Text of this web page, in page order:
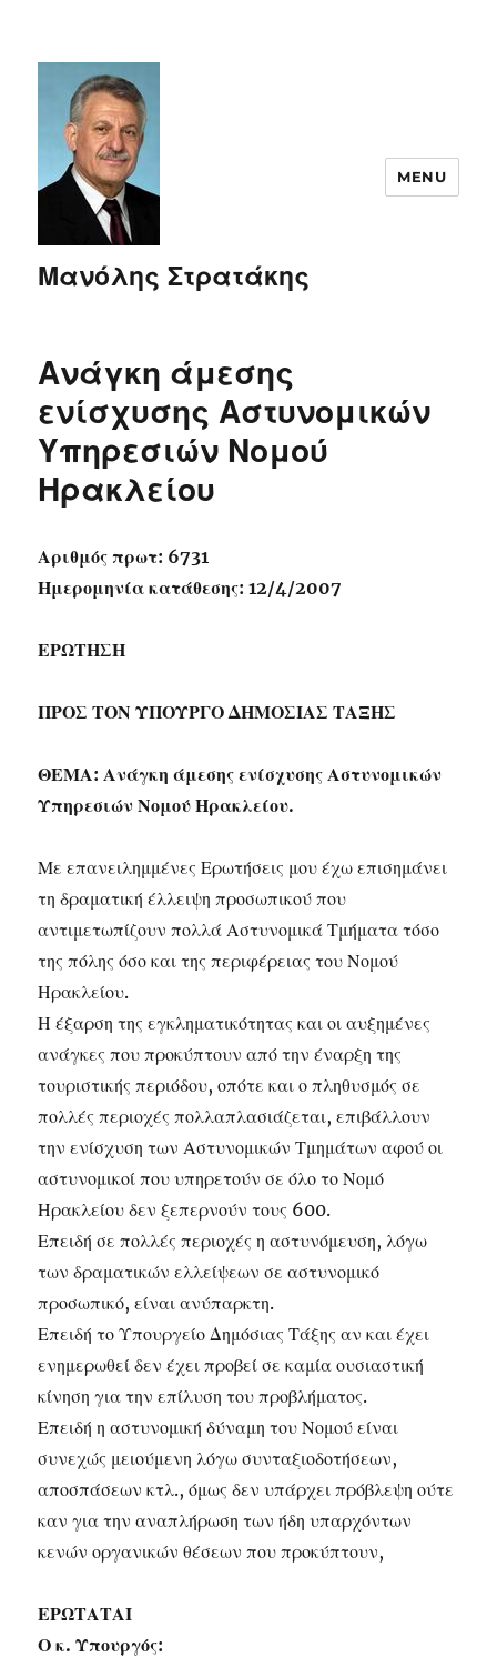
Μανόλης Στρατάκης
MENU
Ανάγκη άμεσης
ενίσχυσης Αστυνομικών
Υπηρεσιών Νομού
Ηρακλείου
Αριθμός πρωτ: 6731
Ημερομηνία κατάθεσης: 12/4/2007
ΕΡΩΤΗΣΗ
ΠΡΟΣ ΤΟΝ ΥΠΟΥΡΓΟ ΔΗΜΟΣΙΑΣ ΤΑΞΗΣ
ΘΕΜΑ: Ανάγκη άμεσης ενίσχυσης Αστυνομικών
Υπηρεσιών Νομού Ηρακλείου.
Με επανειλημμένες Ερωτήσεις μου έχω επισημάνει
τη δραματική έλλειψη προσωπικού που
αντιμετωπίζουν πολλά Αστυνομικά Τμήματα τόσο
της πόλης όσο και της περιφέρειας του Νομού
Ηρακλείου.
Η έξαρση της εγκληματικότητας και οι αυξημένες
ανάγκες που προκύπτουν από την έναρξη της
τουριστικής περιόδου, οπότε και ο πληθυσμός σε
πολλές περιοχές πολλαπλασιάζεται, επιβάλλουν
την ενίσχυση των Αστυνομικών Τμημάτων αφού οι
αστυνομικοί που υπηρετούν σε όλο το Νομό
Ηρακλείου δεν ξεπερνούν τους 600.
Επειδή σε πολλές περιοχές η αστυνόμευση, λόγω
των δραματικών ελλείψεων σε αστυνομικό
προσωπικό, είναι ανύπαρκτη.
Επειδή το Υπουργείο Δημόσιας Τάξης αν και έχει
ενημερωθεί δεν έχει προβεί σε καμία ουσιαστική
κίνηση για την επίλυση του προβλήματος.
Επειδή η αστυνομική δύναμη του Νομού είναι
συνεχώς μειούμενη λόγω συνταξιοδοτήσεων,
αποσπάσεων κτλ., όμως δεν υπάρχει πρόβλεψη ούτε
καν για την αναπλήρωση των ήδη υπαρχόντων
κενών οργανικών θέσεων που προκύπτουν,
ΕΡΩΤΑΤΑΙ
Ο κ. Υπουργός: